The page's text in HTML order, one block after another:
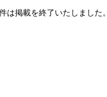
は掲載を終了いたしました。